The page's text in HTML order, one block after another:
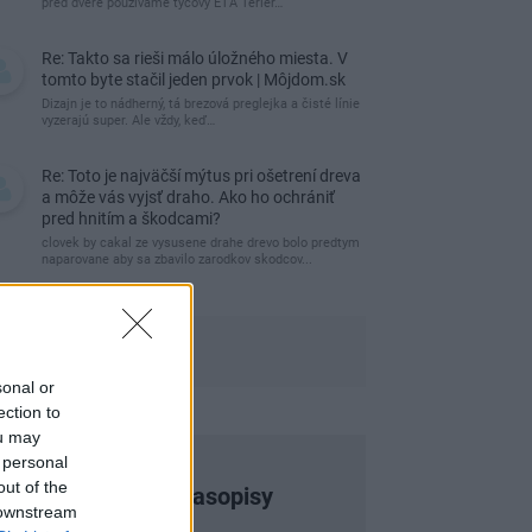
or
to
may
of the
Re: Takto sa rieši málo úložného miesta. V
tomto byte stačil jeden prvok | Môjdom.sk
Dizajn je to nádherný, tá brezová preglejka a čisté línie
vyzerajú super. Ale vždy, keď…
Re: Toto je najväčší mýtus pri ošetrení dreva
a môže vás vyjsť draho. Ako ho ochrániť
pred hnitím a škodcami?
clovek by cakal ze vysusene drahe drevo bolo predtym
naparovane aby sa zbavilo zarodkov skodcov...
Najnovšie časopisy